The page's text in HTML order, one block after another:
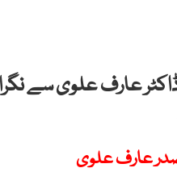
عارف علوی سے
عارف علوی